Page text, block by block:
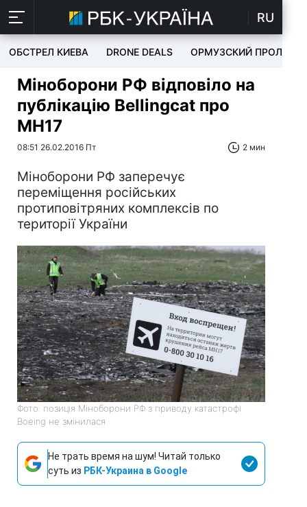
RU
ОБСТРЕЛ КИЕВА DRONE DEALS ОРМУЗСКИЙ ПРОЛИВ
Міноборони РФ відповіло на
публікацію Bellingcat про
MH17
08:51 26.02.2016 Пт 2 мин
Міноборони РФ заперечує
переміщення російських
протиповітряних комплексів по
території України
Фото: позиція Міноборони РФ з приводу катастрофі
Boeing не змінилася
Не трать время на шум! Читай только
суть из РБК-Украина в Google